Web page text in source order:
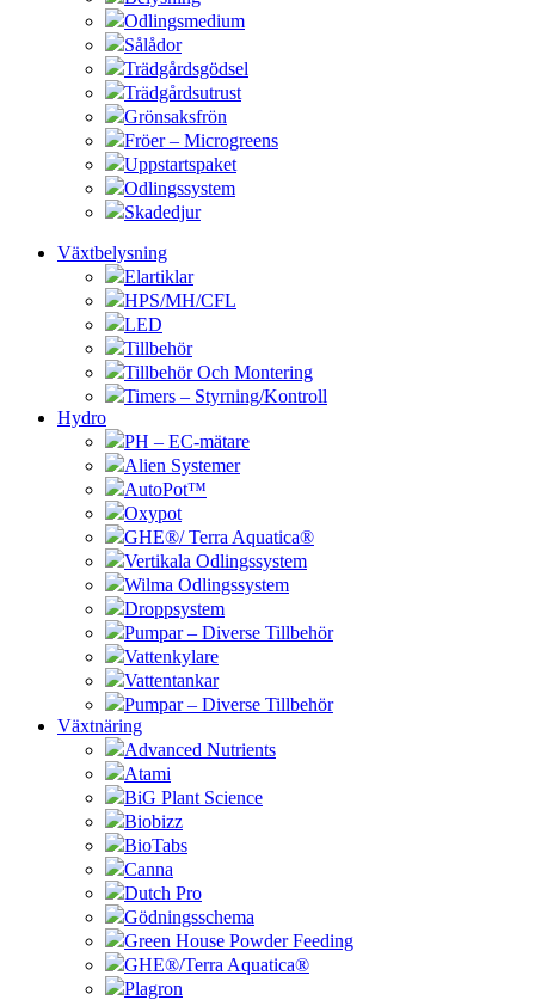
Odlingsmedium
Sålådor
Trädgårdsgödsel
Trädgårdsutrust
Grönsaksfrön
Fröer – Microgreens
Uppstartspaket
Odlingssystem
Skadedjur
Växtbelysning
Elartiklar
HPS/MH/CFL
LED
Tillbehör
Tillbehör Och Montering
Timers – Styrning/Kontroll
Hydro
PH – EC-mätare
Alien Systemer
AutoPot™
Oxypot
GHE®/ Terra Aquatica®
Vertikala Odlingssystem
Wilma Odlingssystem
Droppsystem
Pumpar – Diverse Tillbehör
Vattenkylare
Vattentankar
Pumpar – Diverse Tillbehör
Växtnäring
Advanced Nutrients
Atami
BiG Plant Science
Biobizz
BioTabs
Canna
Dutch Pro
Gödningsschema
Green House Powder Feeding
GHE®/Terra Aquatica®
Plagron